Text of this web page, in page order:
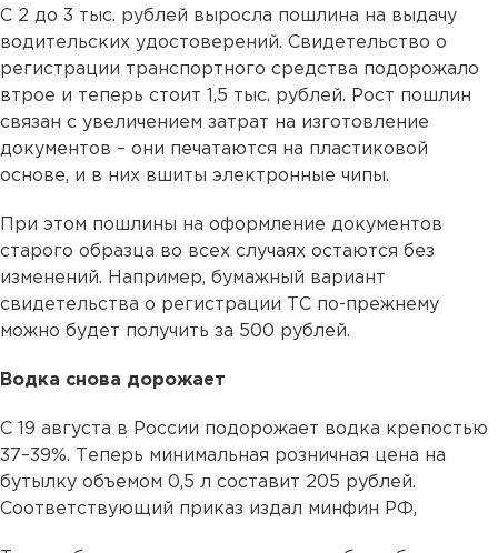
С 2 до 3 тыс. рублей выросла пошлина на выдачу
водительских удостоверений. Свидетельство о
регистрации транспортного средства подорожало
втрое и теперь стоит 1,5 тыс. рублей. Рост пошлин
связан с увеличением затрат на изготовление
документов – они печатаются на пластиковой
основе, и в них вшиты электронные чипы.
При этом пошлины на оформление документов
старого образца во всех случаях остаются без
изменений. Например, бумажный вариант
свидетельства о регистрации ТС по-прежнему
можно будет получить за 500 рублей.
Водка снова дорожает
С 19 августа в России подорожает водка крепостью
37–39%. Теперь минимальная розничная цена на
бутылку объемом 0,5 л составит 205 рублей.
Соответствующий приказ издал минфин РФ,